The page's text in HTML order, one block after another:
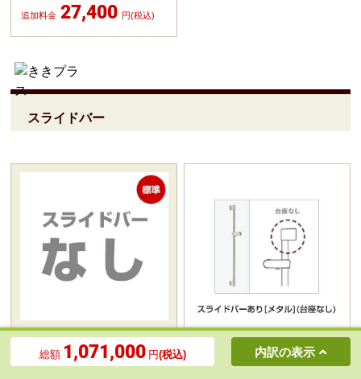
追加料金 27,400 円(税込)
スライドバー
スライドバーなし
スライドバーあり[メタル]
(台座なし)
総額 1,071,000 円(税込) 内訳の表示